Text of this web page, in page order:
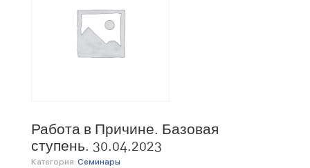
Работа в Причине. Базовая
ступень. 30.04.2023
Категория: Семинары